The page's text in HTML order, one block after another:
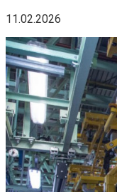
11.02.2026